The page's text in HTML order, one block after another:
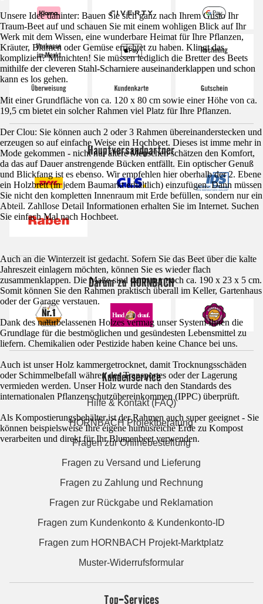
Unsere Idee dahinter: Bauen Sie sich ganz nach Ihrem Gusto Ihr
Traum-Beet auf und schauen Sie mit einem wohligen Blick auf Ihr
Werk mit dem Wissen, eine wunderbare Heimat für Ihre Pflanzen,
Kräuter, Blumen oder Gemüse errichtet zu haben. Klingt das
kompliziert? Mitnichten! Sie müssen lediglich die Bretter des Beets
mithilfe der cleveren Stahl-Scharniere auseinanderklappen und schon
kann es los gehen.
Mit einer Grundfläche von ca. 120 x 80 cm sowie einer Höhe von ca.
19,5 cm bietet ein solcher Rahmen viel Platz für Ihre Pflanzen.
Der Clou: Sie können auch 2 oder 3 Rahmen übereinanderstecken und
erzeugen so auf einfache Weise ein Hochbeet. Dieses ist imme mehr in
Mode gekommen - nicht nur ältere Menschen schätzen den Komfort,
da das auf Dauer anstrengende Bücken entfällt. Ein optischer Genuß
und Blickfang ist es ebenso. Wir empfehlen hier oberhalb der 2. Ebene
ein Holzbrett (in jedem Baumarkt erhältlich) einzufügen. Dann müssen
Sie nicht den kompletten Innenraum mit Erde befüllen, sondern nur ein
Abteil. Zahllose Detail Informationen erhalten Sie im Internet. Suchen
Sie einfach Mal nach Hochbeet.
Auch an die Winterzeit ist gedacht. Sofern Sie das Beet über die kalte
Jahreszeit einlagern möchten, können Sie es wieder flach
zusammenklappen. Die Maße sind dann nur noch ca. 190 x 23 x 5 cm.
Somit können Sie den Rahmen praktisch überall im Keller, Gartenhaus
oder der Garage verstauen.
Dank des naturbelassenen Holzes vermag unser System Ihnen die
Grundlage für die bestmöglichen und gesündesten Lebensmittel zu
liefern. Chemikalien oder Pestizide haben keine Chance bei uns.
Auch ist unser Holz kammergetrocknet, damit Trocknungsschäden
oder Schimmelbefall währen des Transportes oder der Lagerung
vermieden werden. Unser Holz wurde nach den Standards des
internationalen Pflanzenschutzübereinkommen (IPPC) überprüft.
Als Kompostierungsbehälter ist der Rahmen auch super geeignet - Sie
können beispielsweise Ihre eigene humusreiche Erde zu Kompost
verarbeiten und direkt für Ihr Blumenbeet verwenden.
Hauptversandpartner
Darum zu HORNBACH
Kundenservice
Hilfe & Kontakt (FAQ)
HORNBACH Projektberatung
Fragen zur Onlinebestellung
Fragen zu Versand und Lieferung
Fragen zu Zahlung und Rechnung
Fragen zur Rückgabe und Reklamation
Fragen zum Kundenkonto & Kundenkonto-ID
Fragen zum HORNBACH Projekt-Marktplatz
Muster-Widerrufsformular
Top-Services